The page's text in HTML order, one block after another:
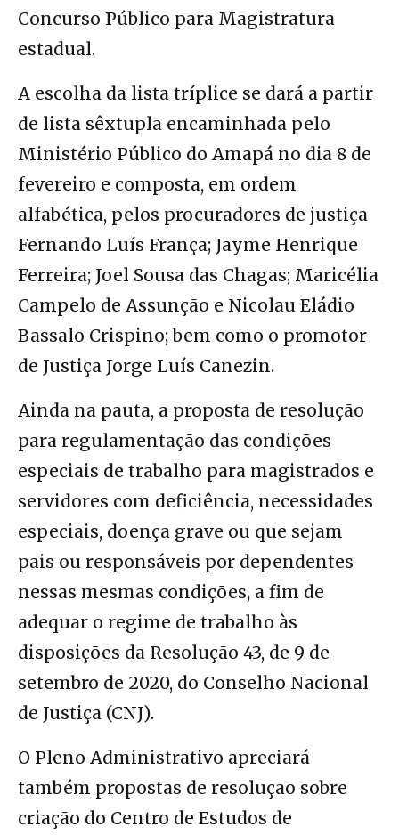
Concurso Público para Magistratura
estadual.
A escolha da lista tríplice se dará a partir
de lista sêxtupla encaminhada pelo
Ministério Público do Amapá no dia 8 de
fevereiro e composta, em ordem
alfabética, pelos procuradores de justiça
Fernando Luís França; Jayme Henrique
Ferreira; Joel Sousa das Chagas; Maricélia
Campelo de Assunção e Nicolau Eládio
Bassalo Crispino; bem como o promotor
de Justiça Jorge Luís Canezin.
Ainda na pauta, a proposta de resolução
para regulamentação das condições
especiais de trabalho para magistrados e
servidores com deficiência, necessidades
especiais, doença grave ou que sejam
pais ou responsáveis por dependentes
nessas mesmas condições, a fim de
adequar o regime de trabalho às
disposições da Resolução 43, de 9 de
setembro de 2020, do Conselho Nacional
de Justiça (CNJ).
O Pleno Administrativo apreciará
também propostas de resolução sobre
criação do Centro de Estudos de